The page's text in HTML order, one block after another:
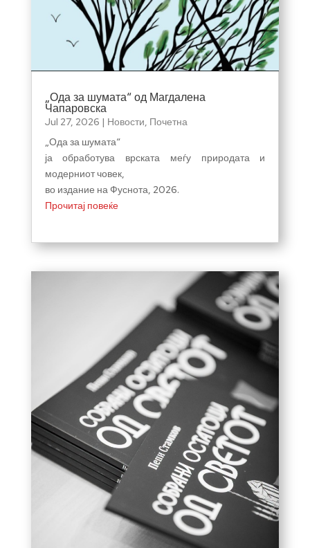
„Ода за шумата“ од Магдалена
Чапаровска
Jul 27, 2026 | Новости, Почетна
„Ода за шумата“
ја обработува врската меѓу природата и
модерниот човек,
во издание на Фуснота, 2026.
Прочитај повеќе